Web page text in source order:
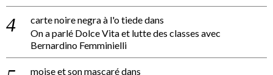
carte noire negra à l'o tiededans
On a parlé Dolce Vita et lutte des classes avec
Bernardino Femminielli
moise et son mascarédans